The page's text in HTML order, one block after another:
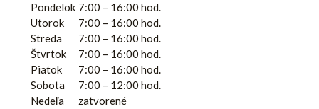
Pondelok 7:00 – 16:00 hod.
Utorok
7:00 – 16:00 hod.
Streda
7:00 – 16:00 hod.
Štvrtok
7:00 – 16:00 hod.
Piatok
7:00 – 16:00 hod.
Sobota
7:00 – 12:00 hod.
Nedeľa
zatvorené